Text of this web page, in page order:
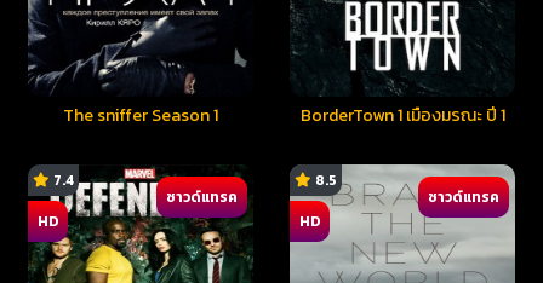
The sniffer Season 1 BorderTown 1 เมืองมรณะ ปี 1
7.4
HD
ซาวด์แทรค
8.5
HD
ซาวด์แทรค